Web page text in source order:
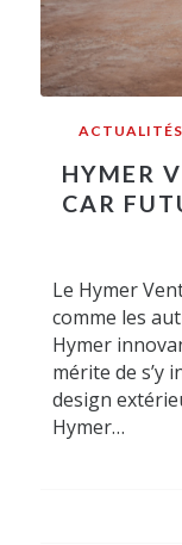
ACTUALITÉS
HYMER
CAR
Le Hymer
comme les
Hymer
mérite de s’y
design
Hymer…